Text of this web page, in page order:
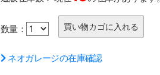
数量：
ネオガレージの在庫確認